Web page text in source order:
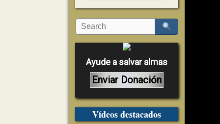
Ayude a salvar almas
Enviar Donación
Vídeos destacados